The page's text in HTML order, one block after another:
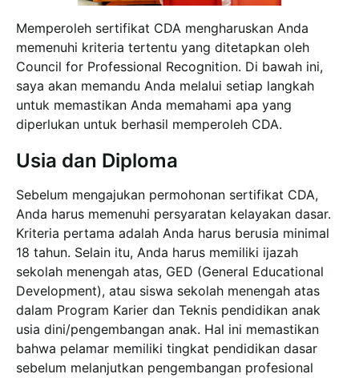
Memperoleh sertifikat CDA mengharuskan Anda
memenuhi kriteria tertentu yang ditetapkan oleh
Council for Professional Recognition. Di bawah ini,
saya akan memandu Anda melalui setiap langkah
untuk memastikan Anda memahami apa yang
diperlukan untuk berhasil memperoleh CDA.
Usia dan Diploma
Sebelum mengajukan permohonan sertifikat CDA,
Anda harus memenuhi persyaratan kelayakan dasar.
Kriteria pertama adalah Anda harus berusia minimal
18 tahun. Selain itu, Anda harus memiliki ijazah
sekolah menengah atas, GED (General Educational
Development), atau siswa sekolah menengah atas
dalam Program Karier dan Teknis pendidikan anak
usia dini/pengembangan anak. Hal ini memastikan
bahwa pelamar memiliki tingkat pendidikan dasar
sebelum melanjutkan pengembangan profesional